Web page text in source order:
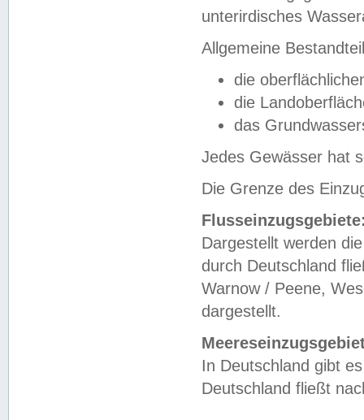
unterirdisches
Allgemeine
die
die
das
Jedes Gewässer hat
Die Grenze des
Dargestellt werden
durch Deutschland
Warnow / Peene,
dargestellt.
In Deutschland gibt
Deutschland fließt